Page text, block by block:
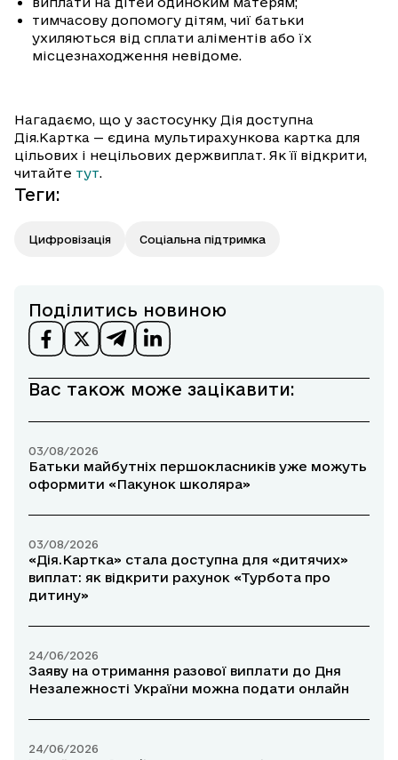
тимчасову допомогу дітям, чиї батьки
ухиляються від сплати аліментів або їх
місцезнаходження невідоме.
Нагадаємо, що у застосунку Дія доступна
Дія.Картка — єдина мультирахункова картка для
цільових і нецільових держвиплат. Як її відкрити,
читайте тут.
Теги:
Цифровізація Соціальна підтримка
Поділитись новиною
Вас також може зацікавити:
03/08/2026
Батьки майбутніх першокласників уже можуть
оформити «Пакунок школяра»
03/08/2026
«Дія.Картка» стала доступна для «дитячих»
виплат: як відкрити рахунок «Турбота про
дитину»
24/06/2026
Заяву на отримання разової виплати до Дня
Незалежності України можна подати онлайн
24/06/2026